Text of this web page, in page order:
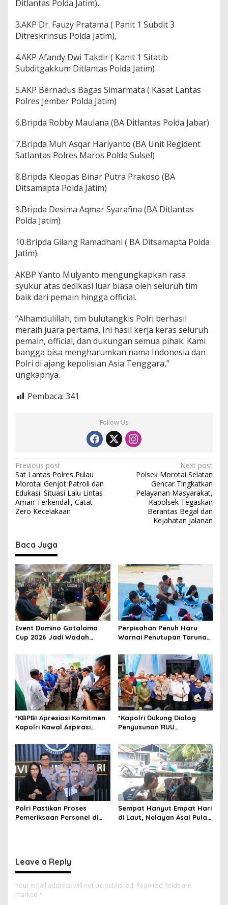
Ditlantas Polda Jatim),
3.AKP Dr. Fauzy Pratama ( Panit 1 Subdit 3
Ditreskrinsus Polda Jatim),
4.AKP Afandy Dwi Takdir ( Kanit 1 Sitatib
Subditgakkum Ditlantas Polda Jatim)
5.AKP Bernadus Bagas Simarmata ( Kasat Lantas
Polres Jember Polda Jatim)
6.Bripda Robby Maulana (BA Ditlantas Polda Jabar)
7.Bripda Muh Asqar Hariyanto (BA Unit Regident
Satlantas Polres Maros Polda Sulsel)
8.Bripda Kleopas Binar Putra Prakoso (BA
Ditsamapta Polda Jatim)
9.Bripda Desima Aqmar Syarafina (BA Ditlantas
Polda Jatim)
10.Bripda Gilang Ramadhani ( BA Ditsamapta Polda
Jatim).
AKBP Yanto Mulyanto mengungkapkan rasa
syukur atas dedikasi luar biasa oleh seluruh tim
baik dari pemain hingga official.
“Alhamdulillah, tim bulutangkis Polri berhasil
meraih juara pertama. Ini hasil kerja keras seluruh
pemain, official, dan dukungan semua pihak. Kami
bangga bisa mengharumkan nama Indonesia dan
Polri di ajang kepolisian Asia Tenggara,”
ungkapnya.
Pembaca: 341
Follow Us
P
o
s
t
a
v
i
g
a
t
i
o
n
Previous post
Sat Lantas Polres Pulau
Morotai Genjot Patroli dan
Edukasi: Situasi Lalu Lintas
Aman Terkendali, Catat
Zero Kecelakaan
Next post
Polsek Morotai Selatan
Gencar Tingkatkan
Pelayanan Masyarakat,
Kapolsek Tegaskan
Berantas Begal dan
Kejahatan Jalanan
Baca Juga
Event Domino Gotalamo
Cup 2026 Jadi Wadah
Kebersamaan Masyarakat
Perpisahan Penuh Haru
Warnai Penutupan Taruna
Kepulauan
*KBPBI Apresiasi Komitmen
Kapolri Kawal Aspirasi
Ketenagakerjaan*
*Kapolri Dukung Dialog
Penyusunan RUU
Jembatan Aspirasi Buruh*
Polri Pastikan Proses
Pemeriksaan Personel di
Sempat Hanyut Empat Hari
di Laut, Nelayan Asal Pulau
Leave a Reply
Your email address will not be published. Required fields are
marked *